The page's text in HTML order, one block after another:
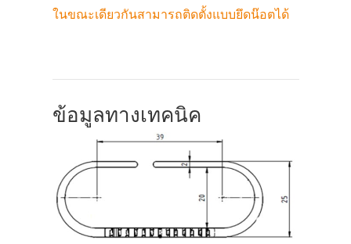
ในขณะเดียวกันสามารถติดตั้งแบบยึดน๊อตได้
ข้อมูลทางเทคนิค